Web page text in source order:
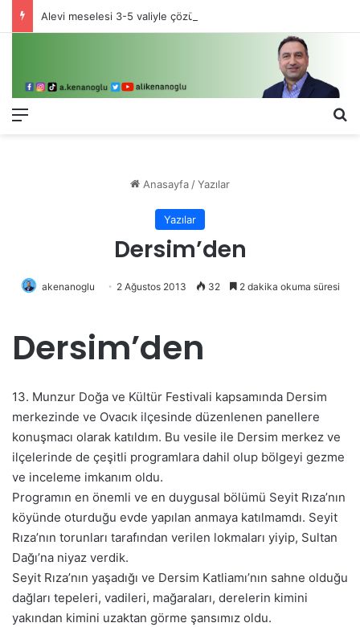
Menü
Anasayfa /Yazılar
Yazılar
Dersim’den
akenanoglu 2 Ağustos 2013 32 2 dakika okuma süresi
Dersim’den
13. Munzur Doğa ve Kültür Festivali kapsamında Dersim
merkezinde ve Ovacık ilçesinde düzenlenen panellere
konuşmacı olarak katıldım. Bu vesile ile Dersim merkez ve
ilçelerinde de çeşitli programlara dahil olup bölgeyi gezme
ve inceleme imkanım oldu.
Programın en önemli ve en duygusal bölümü Seyit Rıza’nın
köyünde oturduğu evde yapılan anmaya katılmamdı. Seyit
Rıza’nın torunları tarafından verilen lokmaları yiyip, Sultan
Dağı’na niyaz verdik.
Seyit Rıza’nın yaşadığı ve Dersim Katliamı’nın sahne olduğu
dağları tepeleri, vadileri, mağaraları, derelerin kimini
yakından kimini uzaktan görme şansımız oldu.